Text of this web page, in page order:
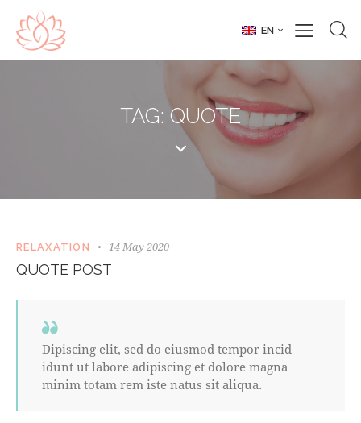
EN
TAG: QUOTE
RELAXATION 14 May 2020
QUOTE POST
Dipiscing elit, sed do eiusmod tempor incid
idunt ut labore adipiscing et dolore magna
minim totam rem iste natus sit aliqua.